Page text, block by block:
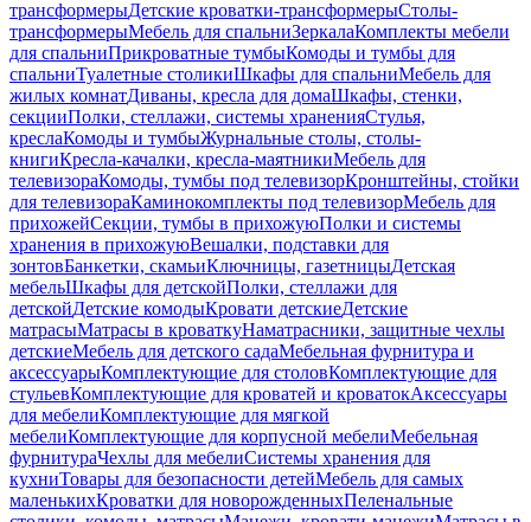
трансформерыДетские кроватки-трансформерыСтолы-
трансформерыМебель для спальниЗеркалаКомплекты мебели
для спальниПрикроватные тумбыКомоды и тумбы для
спальниТуалетные столикиШкафы для спальниМебель для
жилых комнатДиваны, кресла для домаШкафы, стенки,
секцииПолки, стеллажи, системы храненияСтулья,
креслаКомоды и тумбыЖурнальные столы, столы-
книгиКресла-качалки, кресла-маятникиМебель для
телевизораКомоды, тумбы под телевизорКронштейны, стойки
для телевизораКаминокомплекты под телевизорМебель для
прихожейСекции, тумбы в прихожуюПолки и системы
хранения в прихожуюВешалки, подставки для
зонтовБанкетки, скамьиКлючницы, газетницыДетская
мебельШкафы для детскойПолки, стеллажи для
детскойДетские комодыКровати детскиеДетские
матрасыМатрасы в кроваткуНаматрасники, защитные чехлы
детскиеМебель для детского садаМебельная фурнитура и
аксессуарыКомплектующие для столовКомплектующие для
стульевКомплектующие для кроватей и кроватокАксессуары
для мебелиКомплектующие для мягкой
мебелиКомплектующие для корпусной мебелиМебельная
фурнитураЧехлы для мебелиСистемы хранения для
кухниТовары для безопасности детейМебель для самых
маленькихКроватки для новорожденныхПеленальные